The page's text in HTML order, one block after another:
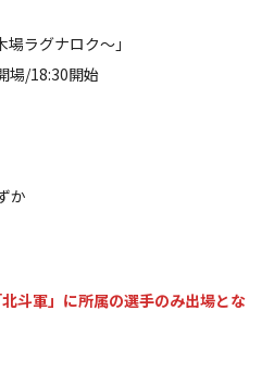
場ラグナロク～」
場/18:30開始
か
斗軍」に所属の選手のみ出場とな